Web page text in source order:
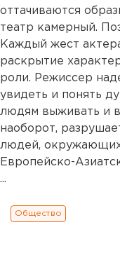
оттачиваются
театр камерный.
Каждый жест
раскрытие
роли. Режиссер
увидеть и понять
людям выживать и
наоборот,
людей, окружающих
Европейско-
...
Общество